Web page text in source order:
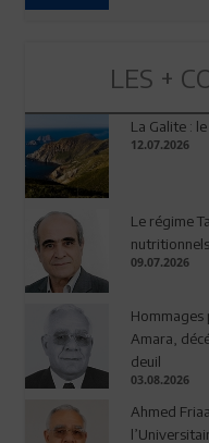
LES +
La Galite :
12.07.2026
Le régime
09.07.2026
Hommages
Amara,
deuil
03.08.2026
Ahmed